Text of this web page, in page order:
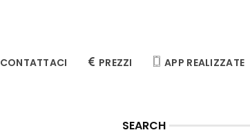
CONTATTACI PREZZI APP REALIZZATE
SEARCH